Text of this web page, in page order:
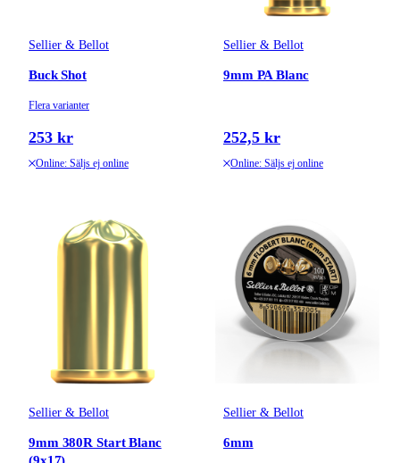
Sellier & Bellot
Buck Shot
Flera varianter
253 kr
Online: Säljs ej online
Sellier & Bellot
9mm PA Blanc
252,5 kr
Online: Säljs ej online
Sellier & Bellot
9mm 380R Start Blanc
(9x17)
Sellier & Bellot
6mm